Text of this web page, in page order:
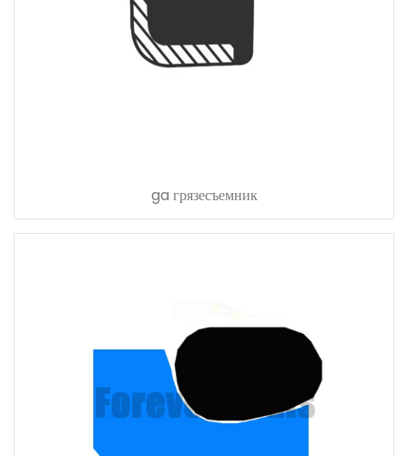
ga грязесъемник